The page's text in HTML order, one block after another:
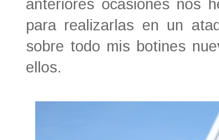
anteriores ocasiones nos
para realizarlas en un
sobre todo mis botines
ellos.